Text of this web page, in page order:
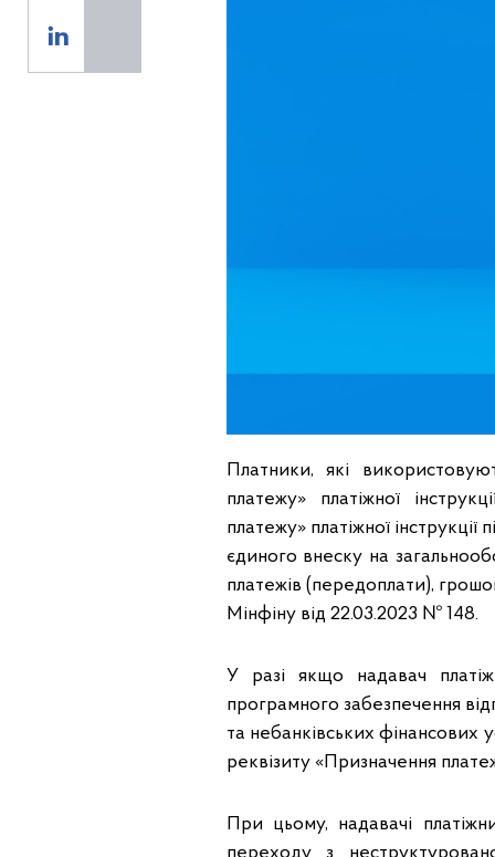
Платники, які
платежу» платіжної
платежу» платіжної інструкції
єдиного внеску на
платежів (передоплати),
Мінфіну від 22.03.2023 № 148.
У разі якщо надавач
програмного забезпечення
та небанківських фінансових
реквізиту «Призначення
При цьому, надавачі
переходу з